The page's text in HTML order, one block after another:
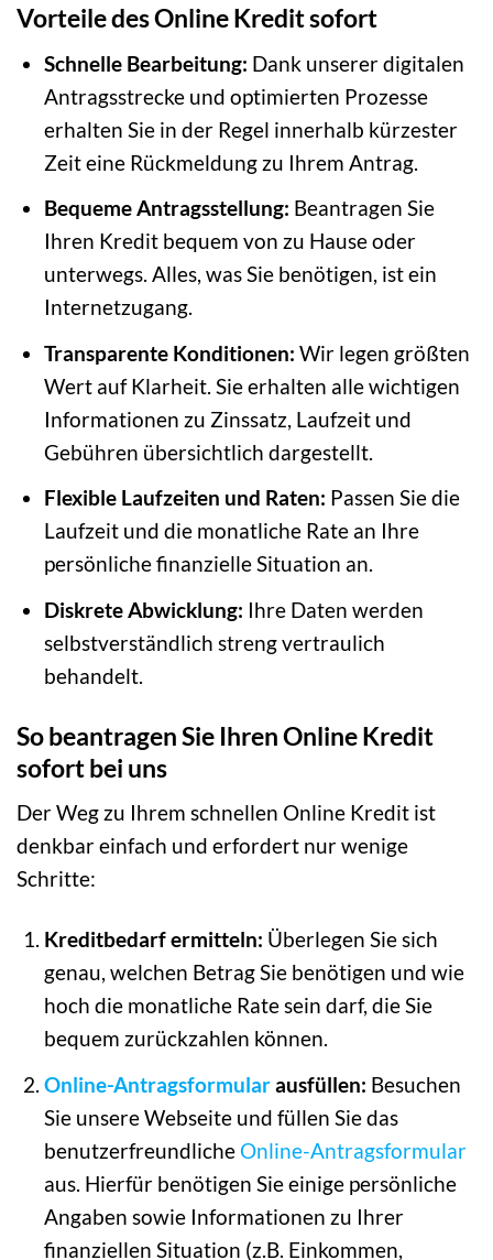
Vorteile des Online Kredit sofort
Schnelle Bearbeitung: Dank unserer digitalen
Antragsstrecke und optimierten Prozesse
erhalten Sie in der Regel innerhalb kürzester
Zeit eine Rückmeldung zu Ihrem Antrag.
Bequeme Antragsstellung: Beantragen Sie
Ihren Kredit bequem von zu Hause oder
unterwegs. Alles, was Sie benötigen, ist ein
Internetzugang.
Transparente Konditionen: Wir legen größten
Wert auf Klarheit. Sie erhalten alle wichtigen
Informationen zu Zinssatz, Laufzeit und
Gebühren übersichtlich dargestellt.
Flexible Laufzeiten und Raten: Passen Sie die
Laufzeit und die monatliche Rate an Ihre
persönliche finanzielle Situation an.
Diskrete Abwicklung: Ihre Daten werden
selbstverständlich streng vertraulich
behandelt.
So beantragen Sie Ihren Online Kredit
sofort bei uns
Der Weg zu Ihrem schnellen Online Kredit ist
denkbar einfach und erfordert nur wenige
Schritte:
Kreditbedarf ermitteln: Überlegen Sie sich
genau, welchen Betrag Sie benötigen und wie
hoch die monatliche Rate sein darf, die Sie
bequem zurückzahlen können.
Online-Antragsformularausfüllen: Besuchen
Sie unsere Webseite und füllen Sie das
benutzerfreundliche Online-Antragsformular
aus. Hierfür benötigen Sie einige persönliche
Angaben sowie Informationen zu Ihrer
finanziellen Situation (z.B. Einkommen,